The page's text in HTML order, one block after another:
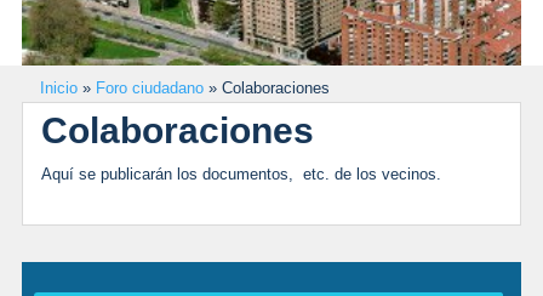
Inicio» Foro ciudadano» Colaboraciones
Colaboraciones
Aquí se publicarán los documentos, etc. de los vecinos.